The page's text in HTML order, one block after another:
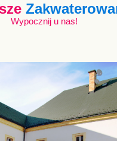
Wypocznij u nas!